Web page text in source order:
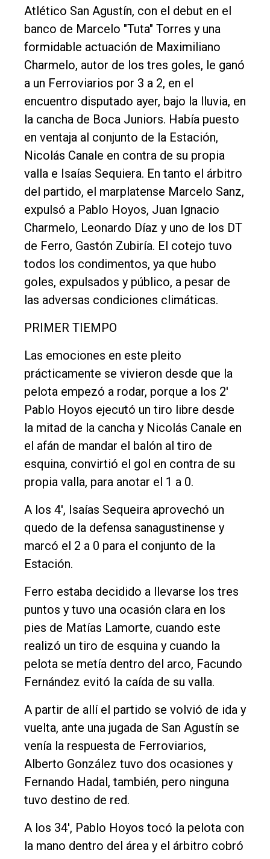
Balcarce
Inicio
Tendencia
Int.
General
Política
Cultura
Entrevistas
Rural
Deportes
Fúnebres
Edición
Empresa
Nosotros
Contacto
Atlético San Agustín, con el debut en el
banco de Marcelo "Tuta" Torres y una
formidable actuación de Maximiliano
Charmelo, autor de los tres goles, le ganó
a un Ferroviarios por 3 a 2, en el
encuentro disputado ayer, bajo la lluvia, en
la cancha de Boca Juniors. Había puesto
en ventaja al conjunto de la Estación,
Nicolás Canale en contra de su propia
valla e Isaías Sequiera. En tanto el árbitro
del partido, el marplatense Marcelo Sanz,
expulsó a Pablo Hoyos, Juan Ignacio
Charmelo, Leonardo Díaz y uno de los DT
de Ferro, Gastón Zubiría. El cotejo tuvo
todos los condimentos, ya que hubo
goles, expulsados y público, a pesar de
las adversas condiciones climáticas.
PRIMER TIEMPO
Las emociones en este pleito
prácticamente se vivieron desde que la
pelota empezó a rodar, porque a los 2'
Pablo Hoyos ejecutó un tiro libre desde
la mitad de la cancha y Nicolás Canale en
el afán de mandar el balón al tiro de
esquina, convirtió el gol en contra de su
propia valla, para anotar el 1 a 0.
A los 4', Isaías Sequeira aprovechó un
quedo de la defensa sanagustinense y
marcó el 2 a 0 para el conjunto de la
Estación.
Ferro estaba decidido a llevarse los tres
puntos y tuvo una ocasión clara en los
pies de Matías Lamorte, cuando este
realizó un tiro de esquina y cuando la
pelota se metía dentro del arco, Facundo
Fernández evitó la caída de su valla.
A partir de allí el partido se volvió de ida y
vuelta, ante una jugada de San Agustín se
venía la respuesta de Ferroviarios,
Alberto González tuvo dos ocasiones y
Fernando Hadal, también, pero ninguna
tuvo destino de red.
A los 34', Pablo Hoyos tocó la pelota con
la mano dentro del área y el árbitro cobró